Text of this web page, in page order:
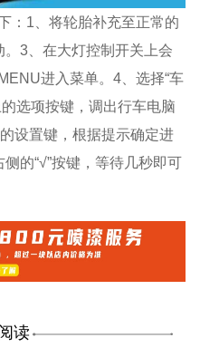
：1、将轮胎补充至正常的
3、在大灯控制开关上会
进入菜单。4、选择“车
选项按键，调出行车电脑
设置键，根据提示确定进
的“√”按键，等待几秒即可
读